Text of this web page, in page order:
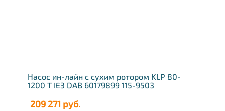
Насос ин-лайн с сухим ротором KLP 80-
1200 T IE3 DAB 60179899 115-9503
209 271 руб.